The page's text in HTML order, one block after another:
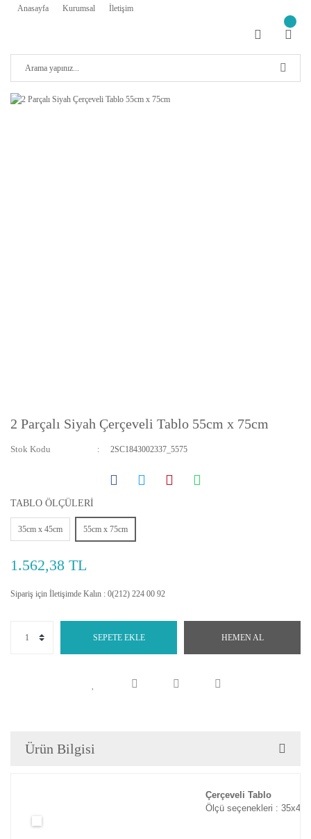
Anasayfa Kurumsal İletişim
2 Parçalı Siyah Çerçeveli Tablo 55cm x 75cm
Stok Kodu 2SC1843002337_5575
TABLO ÖLÇÜLERİ
35cm x 45cm 55cm x 75cm
1.562,38 TL
Sipariş için İletişimde Kalın : 0(212) 224 00 92
SEPETE EKLE HEMEN AL
Ürün Bilgisi
Çerçeveli Tablo
Ölçü seçenekleri :